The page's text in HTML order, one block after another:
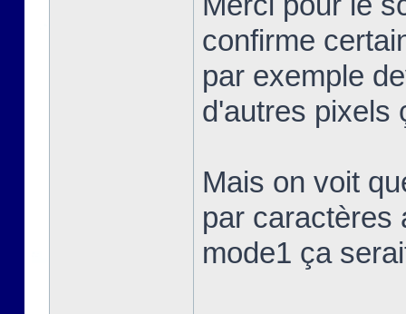
confirme
par exemple
d'autres pixels
Mais on voit
par caractères
mode1 ça